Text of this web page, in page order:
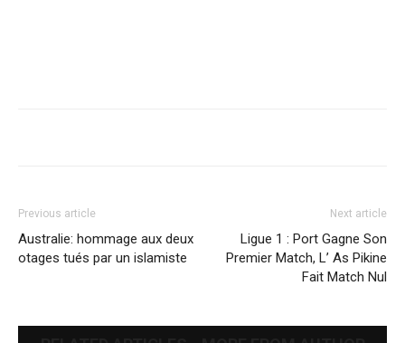
Previous article
Australie: hommage aux deux
otages tués par un islamiste
Next article
Ligue 1 : Port Gagne Son
Premier Match, L’ As Pikine
Fait Match Nul